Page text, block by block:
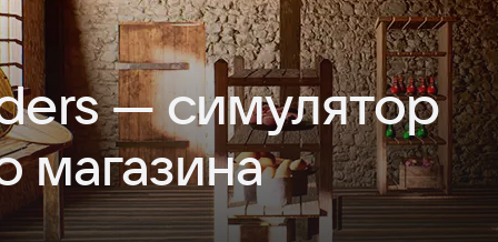
— симулятор
магазина